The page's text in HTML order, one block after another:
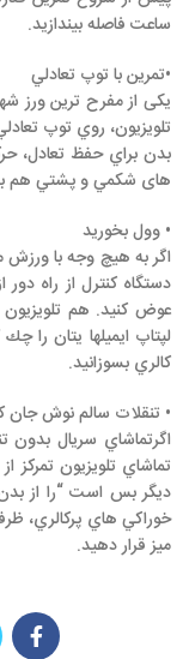
ساعت فاصله بيندازيد.
•تمرين با توپ تعادلي
یکی از مفرح ترين ورز
تلويزيون، روي توپ
بدن براي حفظ تعادل،
های شكمي و پشتي هم
• وول بخوريد
اگر به هيچ وجه با ورزش
دستگاه كنترل از راه
عوض كنيد. هم تلويزيون
كالري بسوزانيد.
• تنقلات سالم نوش جان
اگرتماشاي سريال بدون
تماشاي تلويزيون
ديگر بس است “را از بدن
خوراكي هاي پركالري،
ميز قرار دهيد.